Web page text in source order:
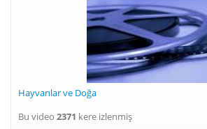
Hayvanlar ve Doğa
Bu video 2371 kere izlenmiş